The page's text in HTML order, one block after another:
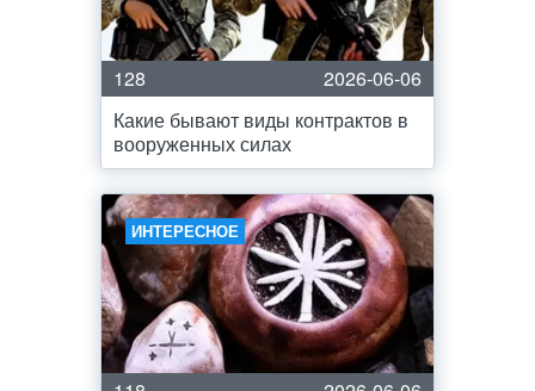
128
2026-06-06
Какие бывают виды контрактов в
вооруженных силах
ИНТЕРЕСНОЕ